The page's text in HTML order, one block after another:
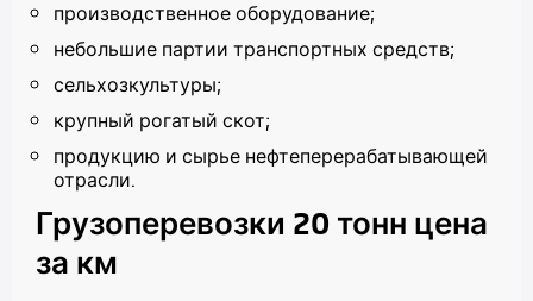
производственное оборудование;
небольшие партии транспортных средств;
сельхозкультуры;
крупный рогатый скот;
продукцию и сырье нефтеперерабатывающей
отрасли.
Грузоперевозки 20 тонн цена
за км